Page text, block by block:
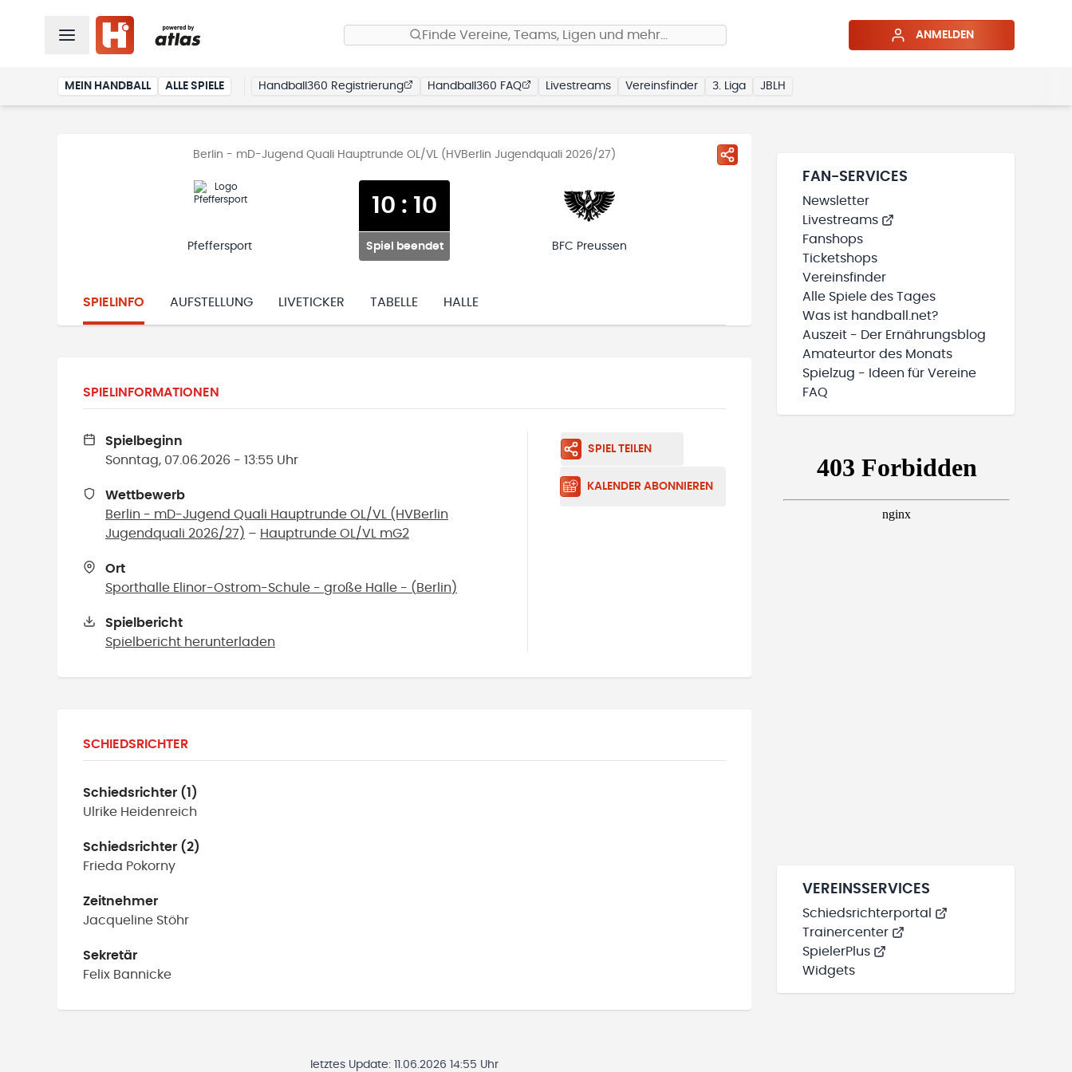
Finde Vereine, Teams, Ligen und mehr… ANMELDEN
MEIN HANDBALL ALLE SPIELE Handball360 Registrierung Handball360 FAQ Livestreams Vereinsfinder 3. Liga JBLH
Berlin - mD-Jugend Quali Hauptrunde OL/VL (HVBerlin Jugendquali 2026/27)
Pfeffersport
10 : 10
Spiel beendet BFC Preussen
SPIELINFO AUFSTELLUNG LIVETICKER TABELLE HALLE
SPIELINFORMATIONEN
Spielbeginn
Sonntag, 07.06.2026 - 13:55 Uhr
Wettbewerb
Berlin - mD-Jugend Quali Hauptrunde OL/VL (HVBerlin
Jugendquali 2026/27) – Hauptrunde OL/VL mG2
Ort
Sporthalle Elinor-Ostrom-Schule - große Halle - ( Berlin )
Spielbericht
Spielbericht herunterladen
SPIEL TEILEN
KALENDER ABONNIEREN
SCHIEDSRICHTER
Schiedsrichter (1)
Ulrike Heidenreich
Schiedsrichter (2)
Frieda Pokorny
Zeitnehmer
Jacqueline Stöhr
Sekretär
Felix Bannicke
letztes Update: 11.06.2026 14:55 Uhr
FAN-SERVICES
Newsletter
Livestreams
Fanshops
Ticketshops
Vereinsfinder
Alle Spiele des Tages
Was ist handball.net?
Auszeit - Der Ernährungsblog
Amateurtor des Monats
Spielzug - Ideen für Vereine
FAQ
VEREINSSERVICES
Schiedsrichterportal
Trainercenter
SpielerPlus
Widgets